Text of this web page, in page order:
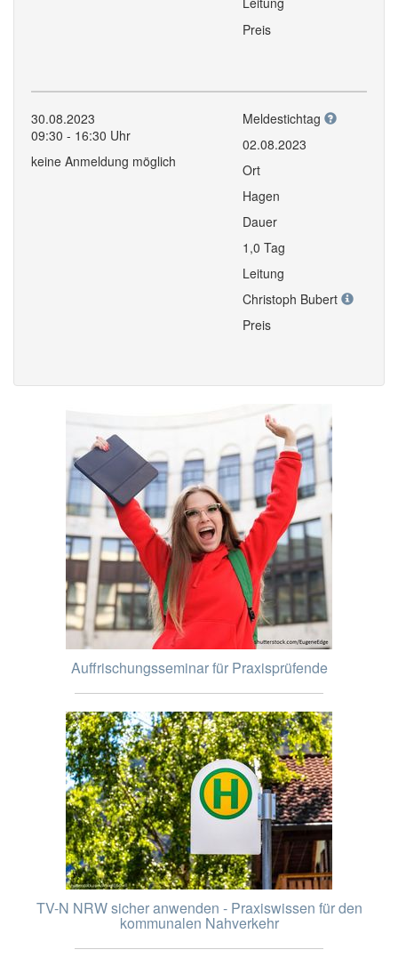
Preis
30.08.2023
09:30 - 16:30 Uhr
keine Anmeldung möglich
Meldestichtag
02.08.2023
Ort
Hagen
Dauer
1,0 Tag
Leitung
Christoph Bubert
Preis
Auffrischungsseminar für Praxisprüfende
TV-N NRW sicher anwenden - Praxiswissen für den
kommunalen Nahverkehr